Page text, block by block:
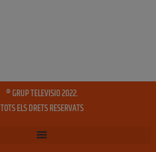
® GRUP TELEVISIO 2022.
TOTS ELS DRETS RESERVATS